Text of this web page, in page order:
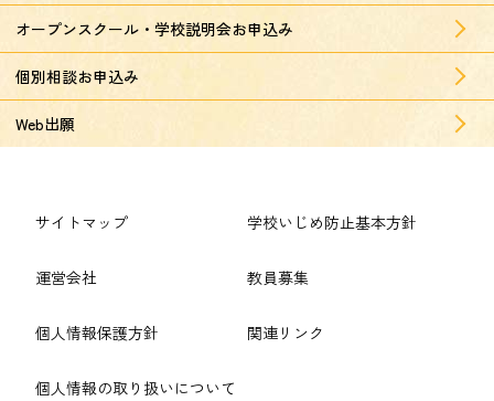
オープンスクール・学校説明会お申込み
個別相談お申込み
Web出願
サイトマップ
運営会社
個人情報保護方針
個人情報の取り扱いについて
学校いじめ防止基本方針
教員募集
関連リンク